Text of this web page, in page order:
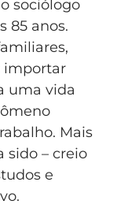
sociólogo
85 anos.
importar
uma vida
Mais
sido – creio
e